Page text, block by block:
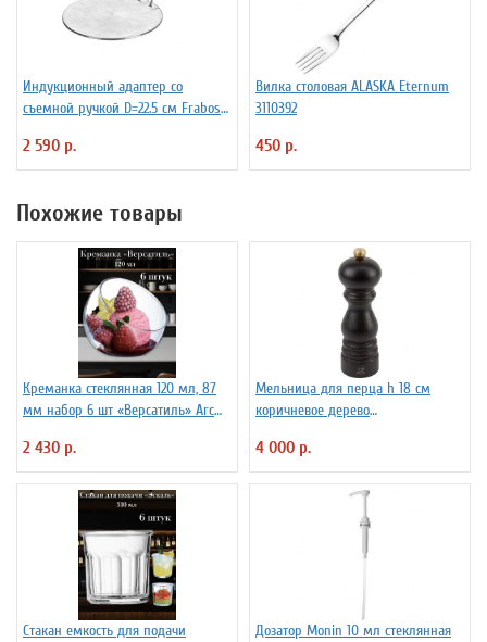
Индукционный адаптер со
съемной ручкой D=22.5 см Frabosk
2 590 р.
Вилка столовая ALASKA Eternum
3110392
450 р.
Похожие товары
Креманка стеклянная 120 мл, 87
мм набор 6 шт «Версатиль» Arc
2 430 р.
Мельница для перца h 18 см
коричневое дерево
PEUGEOT 3172186
4 000 р.
Стакан емкость для подачи
Дозатор Monin 10 мл стеклянная